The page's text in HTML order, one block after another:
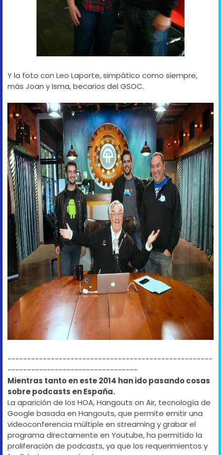
Y la foto con Leo Laporte, simpático como siempre,
más Joan y Isma, becarios del GSOC.
----------------------------------------------------
---------------------------------
Mientras tanto en este 2014 han ido pasando cosas
sobre podcasts en España.
La aparición de los HOA, Hangouts on Air, tecnología de
Google basada en Hangouts, que permite emitir una
videoconferencia múltiple en streaming y grabar el
programa directamente en Youtube, ha permitido la
proliferación de podcasts, ya que los requerimientos y